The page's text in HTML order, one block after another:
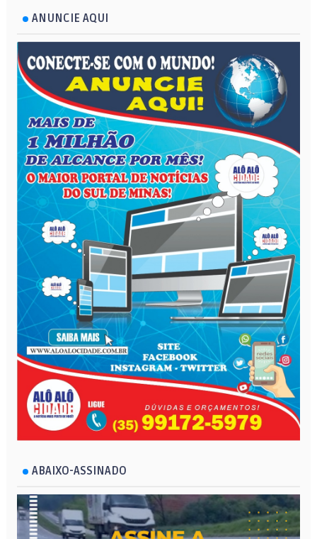
ANUNCIE AQUI
ABAIXO-ASSINADO